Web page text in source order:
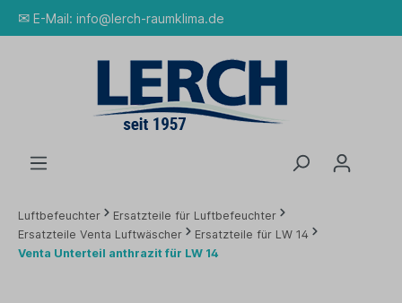
✉ E-Mail: info@lerch-raumklima.de
Luftbefeuchter
Ersatzteile für Luftbefeuchter
Ersatzteile Venta Luftwäscher
Ersatzteile für LW 14
Venta Unterteil anthrazit für LW 14